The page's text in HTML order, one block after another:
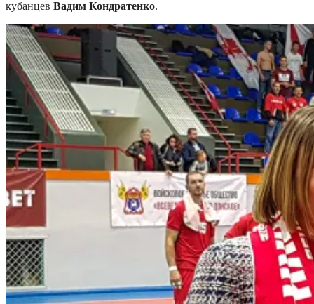
кубанцев Вадим Кондратенко.